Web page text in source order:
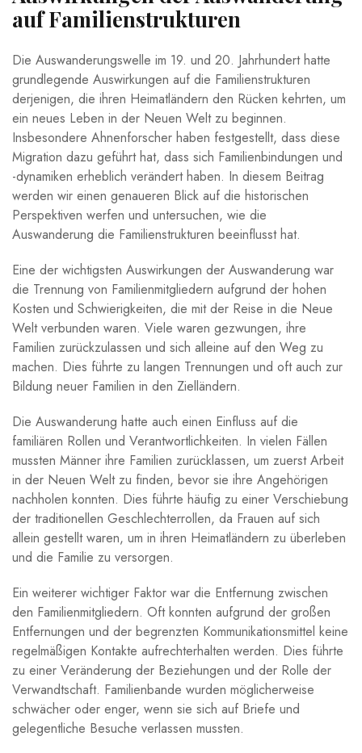
auf Familienstrukturen
Die Auswanderungswelle im 19. und 20. Jahrhundert hatte
grundlegende Auswirkungen auf​ die Familienstrukturen
derjenigen,​ die⁤ ihren Heimatländern den Rücken ⁣kehrten, um ​
ein neues‌ Leben ​in ‌der Neuen Welt zu beginnen.
Insbesondere Ahnenforscher haben festgestellt, dass diese⁤
Migration ‍dazu geführt hat, dass ​sich Familienbindungen ‌und
-dynamiken erheblich verändert⁤ haben. In diesem Beitrag
werden wir einen genaueren Blick ​auf ​die historischen
Perspektiven werfen und untersuchen, ⁣wie die
Auswanderung die Familienstrukturen beeinflusst⁤ hat.
Eine der wichtigsten Auswirkungen der Auswanderung war‌
die Trennung von ‍Familienmitgliedern aufgrund der hohen
Kosten und Schwierigkeiten, die mit‌ der Reise in die Neue
Welt verbunden waren. Viele waren gezwungen, ihre
Familien zurückzulassen und ⁤sich alleine auf den ⁣Weg zu
machen. ‌Dies führte zu langen Trennungen und oft auch zur
Bildung​ neuer Familien in den Zielländern.
Die Auswanderung hatte auch ⁢einen⁢ Einfluss auf die
familiären Rollen und Verantwortlichkeiten. In vielen Fällen
mussten Männer ihre Familien ⁣zurücklassen, um zuerst Arbeit
in ‍der Neuen Welt zu finden, bevor sie ihre Angehörigen
nachholen ‌konnten. ⁤Dies führte häufig zu ‍einer⁢ Verschiebung⁤
der traditionellen⁢ Geschlechterrollen, da⁢ Frauen auf ‌sich
allein gestellt waren, um in⁢ ihren ⁢Heimatländern zu überleben
und die ‍Familie ⁣zu versorgen.
Ein weiterer wichtiger Faktor war ⁢die Entfernung zwischen⁤
den Familienmitgliedern. ⁣Oft konnten aufgrund der großen
Entfernungen und​ der begrenzten Kommunikationsmittel⁢ keine
regelmäßigen Kontakte aufrechterhalten ⁣werden. Dies ⁤führte ​
zu einer Veränderung der‌ Beziehungen und ⁣der Rolle ⁤der
Verwandtschaft. Familienbande wurden möglicherweise
schwächer ‌oder enger, wenn sie sich auf⁣ Briefe ‌und
gelegentliche⁤ Besuche verlassen mussten.